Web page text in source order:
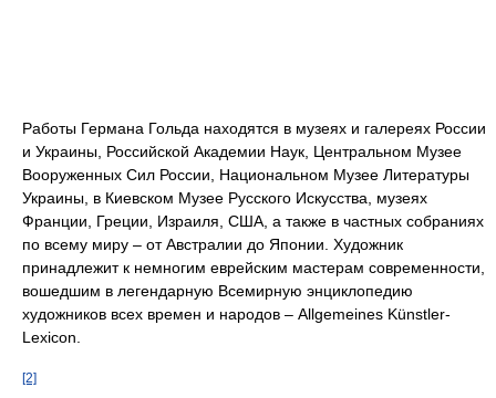
Работы Германа Гольда находятся в музеях и галереях России
и Украины, Российской Академии Наук, Центральном Музее
Вооруженных Сил России, Национальном Музее Литературы
Украины, в Киевском Музее Русского Искусства, музеях
Франции, Греции, Израиля, США, а также в частных собраниях
по всему миру – от Австралии до Японии. Художник
принадлежит к немногим еврейским мастерам современности,
вошедшим в легендарную Всемирную энциклопедию
художников всех времен и народов – Allgemeines Künstler-
Lexicon.
[2]